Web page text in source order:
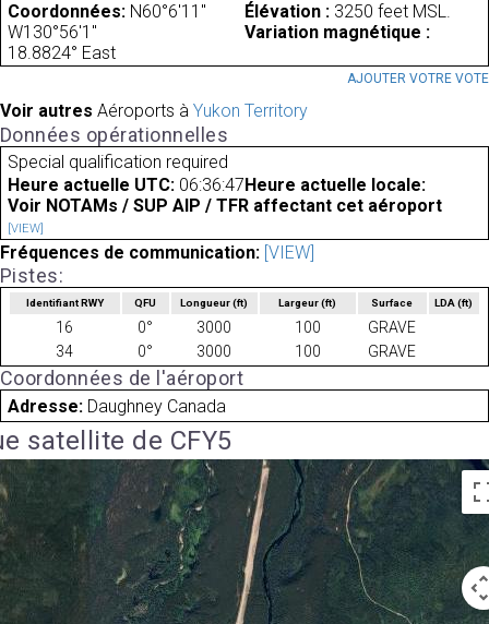
Coordonnées: N60°6'11"
W130°56'1"
Élévation : 3250 feet MSL.
Variation magnétique :
18.8824° East
AJOUTER VOTRE VOTE
Voir autres Aéroports à Yukon Territory
Données opérationnelles
Special qualification required
Heure actuelle UTC: 06:36:47 Heure actuelle locale:
Voir NOTAMs / SUP AIP / TFR affectant cet aéroport
[VIEW]
Fréquences de communication: [VIEW]
Pistes:
Identifiant RWY QFU Longueur(ft) Largeur(ft) Surface LDA(ft)
16 0° 3000 100
GRAVE
34
0° 3000 100 GRAVE
Coordonnées de l'aéroport
Adresse: Daughney Canada
satellite de CFY5